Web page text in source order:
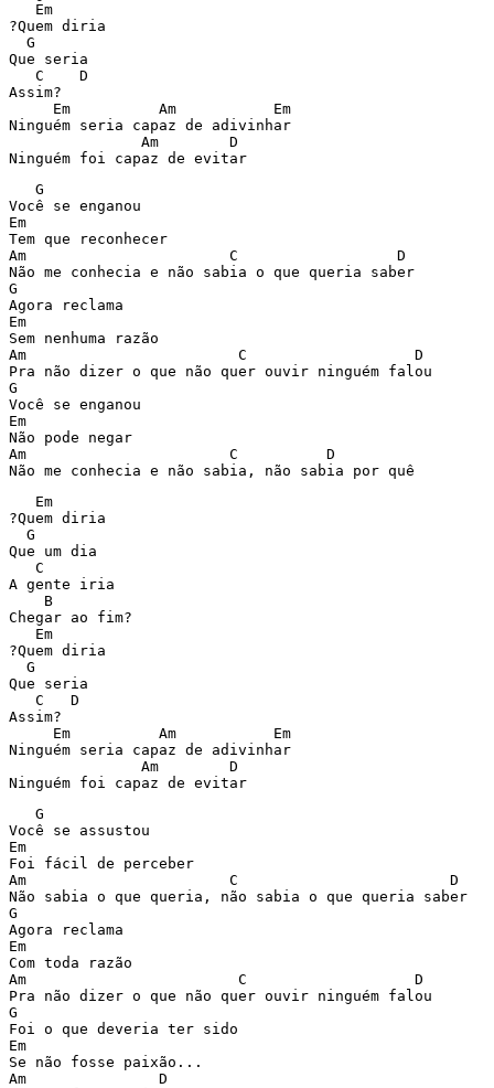
   Em
?Quem diria
  G
Que seria
   C    D
Assim?
     Em          Am           Em
Ninguém seria capaz de adivinhar
               Am        D
   G
Você se enganou
Em
Tem que reconhecer
Am                       C                  D
Não me conhecia e não sabia o que queria saber
G
Agora reclama
Em
Sem nenhuma razão
Am                        C                   D
Pra não dizer o que não quer ouvir ninguém falou
G
Você se enganou
Em
Não pode negar
Am                       C          D
   Em
?Quem diria
  G
Que um dia
   C
A gente iria
    B
Chegar ao fim?
   Em
?Quem diria
  G
Que seria
   C   D
Assim?
     Em          Am           Em
Ninguém seria capaz de adivinhar
               Am        D
   G
Você se assustou
Em
Foi fácil de perceber
Am                       C                        D
Não sabia o que queria, não sabia o que queria saber
G
Agora reclama
Em
Com toda razão
Am                        C                   D
Pra não dizer o que não quer ouvir ninguém falou
G
Foi o que deveria ter sido
Em
Se não fosse paixão...
Am               D